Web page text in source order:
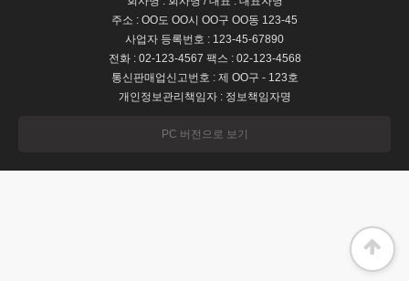
주소 : OO도 OO시 OO구 OO동 123-45
사업자 등록번호 : 123-45-67890
전화 : 02-123-4567 팩스 : 02-123-4568
통신판매업신고번호 : 제 OO구 - 123호
개인정보관리책임자 : 정보책임자명
PC 버전으로 보기